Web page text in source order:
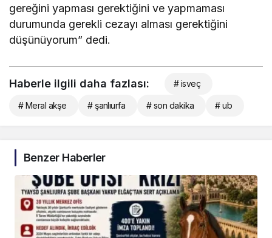
gereğini yapması gerektiğini ve yapmaması
durumunda gerekli cezayı alması gerektiğini
düşünüyorum” dedi.
Haberle ilgili daha fazlası: # isveç
# Meral akşe # şanlıurfa # son dakika # ub
Benzer Haberler